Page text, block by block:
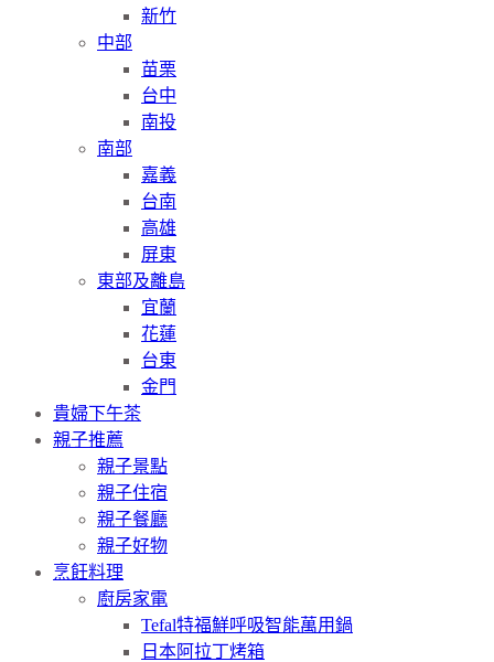
新竹
中部
苗栗
台中
南投
南部
嘉義
台南
高雄
屏東
東部及離島
宜蘭
花蓮
台東
金門
貴婦下午茶
親子推薦
親子景點
親子住宿
親子餐廳
親子好物
烹飪料理
廚房家電
Tefal特福鮮呼吸智能萬用鍋
日本阿拉丁烤箱